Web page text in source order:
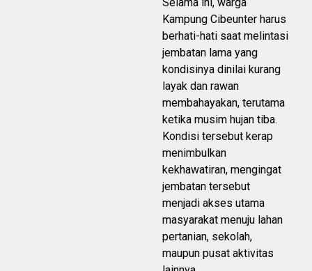
Kampung Cibeunter harus
berhati-hati saat melintasi
jembatan lama yang
kondisinya dinilai kurang
layak dan rawan
membahayakan, terutama
ketika musim hujan tiba.
Kondisi tersebut kerap
menimbulkan
kekhawatiran, mengingat
jembatan tersebut
menjadi akses utama
masyarakat menuju lahan
pertanian, sekolah,
maupun pusat aktivitas